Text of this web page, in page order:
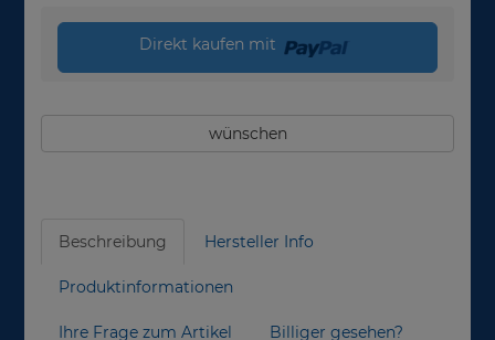
Direkt kaufen mit
wünschen
Beschreibung Hersteller Info
Produktinformationen
Ihre Frage zum Artikel Billiger gesehen?